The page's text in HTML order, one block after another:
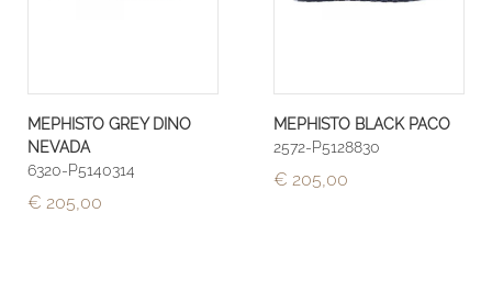
MEPHISTO GREY DINO
NEVADA
6320-P5140314
€ 205,00
MEPHISTO BLACK PACO
2572-P5128830
€ 205,00